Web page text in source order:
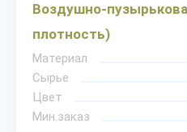
Воздушно-
плотность)
Материал
Сырье
Цвет
Мин.заказ